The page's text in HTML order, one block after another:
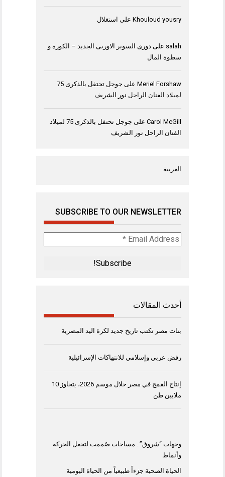
Khouloud yousry على استغلال
salah على دورى السوبر الاوربى الجديد – الكورة و
سطوة المال
Meriel Forshaw على
جوجل تحتفل بالذكرى 75
لميلاد الفنان الراحل نور الشريف
Carol McGill على
جوجل تحتفل بالذكرى 75 لميلاد
الفنان الراحل نور الشريف
العربية
SUBSCRIBE TO OUR NEWSLETTER
Email
Address
أحدث المقالات
بنات مصر تكتب تاريخ جديد لكرة اليد المصرية
رفض عربي وإسلامي للانتهاكات الإسرائيلية
إنتاج القمح في مصر خلال موسم 2026، يتجاوز 10
ملايين طن
وجهات “شروق”.. مساحات صُممت لتجعل الحركة
وأنماط
الحياة الصحية جزءاً طبيعياً من الحياة اليومية